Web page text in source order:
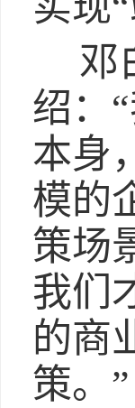
邓
绍：
本身
模的
策场
我们
的商
策。”